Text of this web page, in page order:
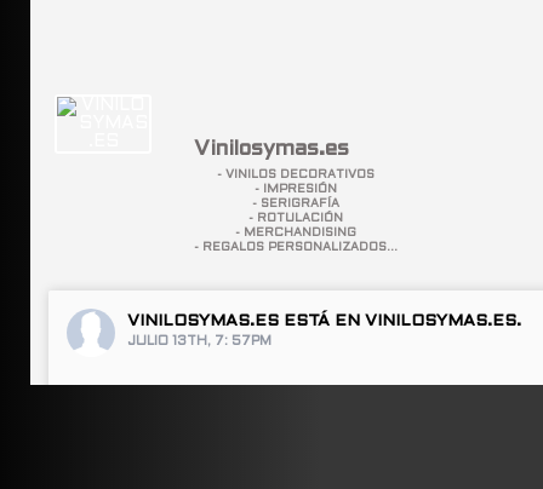
Vinilosymas.es
- VINILOS DECORATIVOS
- IMPRESIÓN
- SERIGRAFÍA
- ROTULACIÓN
- MERCHANDISING
- REGALOS PERSONALIZADOS...
VINILOSYMAS.ES ESTÁ EN VINILOSYMAS.ES.
JULIO 13TH, 7: 57PM